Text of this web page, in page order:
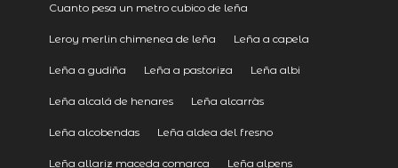
Cuanto pesa un metro cubico de leña
Leroy merlin chimenea de leña Leña a capela
Leña a gudiña Leña a pastoriza Leña albi
Leña alcalá de henares Leña alcarràs
Leña alcobendas Leña aldea del fresno
Leña allariz maceda comarca Leña alpens